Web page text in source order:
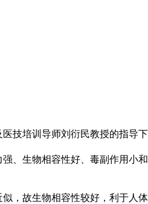
技培训导师刘衍民教授的指导
、生物相容性好、毒副作用小
，故生物相容性较好，利于人